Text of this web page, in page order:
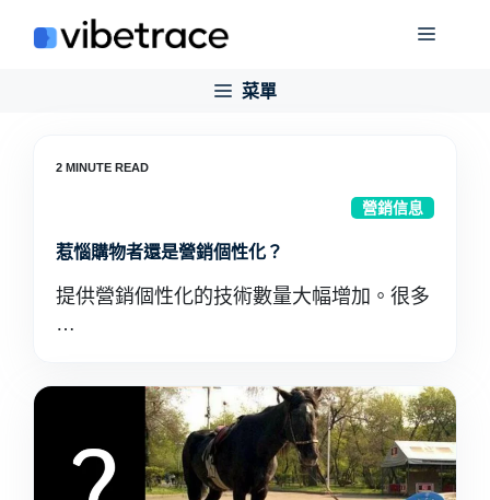
菜
菜單
營銷信息
惹惱購物者還是營銷個性化？
提供營銷個性化的技術數量大幅增加。很多
…